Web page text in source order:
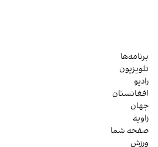
برنامه‌ها
تلویزیون
رادیو
افغانستان
جهان
زاویه
صفحه شما
ورزش